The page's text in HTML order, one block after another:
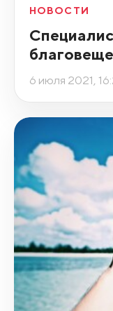
НОВОСТИ
6 июля 2021,